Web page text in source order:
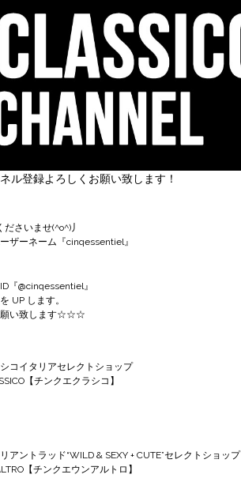
ル登録よろしくお願い致します！
さいませ(^o^)丿
ザーネーム『cinqessentiel』
『@cinqessentiel』
UP します。
願い致します☆☆☆
コイタリアセレクトショップ
【チンクエクラシコ】
アントラッド“WILD & SEXY + CUTE”セレクトショップ
【チンクエウンアルトロ】